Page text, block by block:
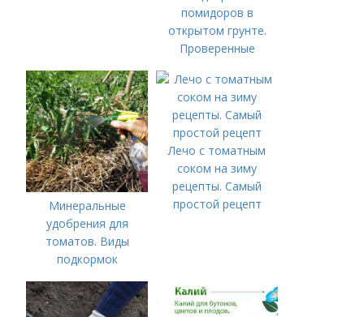
помидоров в
открытом грунте.
Проверенные
минеральные
удобрения
Минеральные
удобрения для
томатов. Виды
подкормок
Лечо с томатным
соком на зиму
рецепты. Самый
простой рецепт